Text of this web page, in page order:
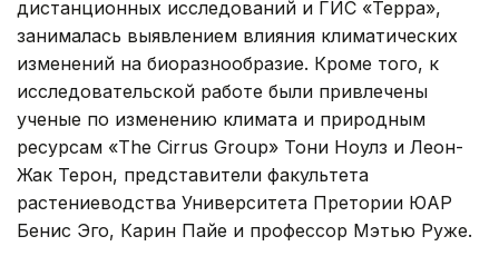
дистанционных исследований и ГИС «Терра»,
занималась выявлением влияния климатических
изменений на биоразнообразие. Кроме того, к
исследовательской работе были привлечены
ученые по изменению климата и природным
ресурсам «The Cirrus Group» Тони Ноулз и Леон-
Жак Терон, представители факультета
растениеводства Университета Претории ЮАР
Бенис Эго, Карин Пайе и профессор Мэтью Руже.